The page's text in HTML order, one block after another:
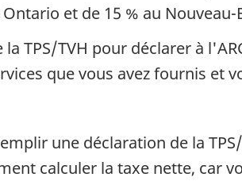
et de 15 % au
TPS/TVH pour déclarer à
que vous avez fournis et
une déclaration de la
calculer la taxe nette, car